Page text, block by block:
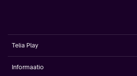
Telia Play
Informaatio